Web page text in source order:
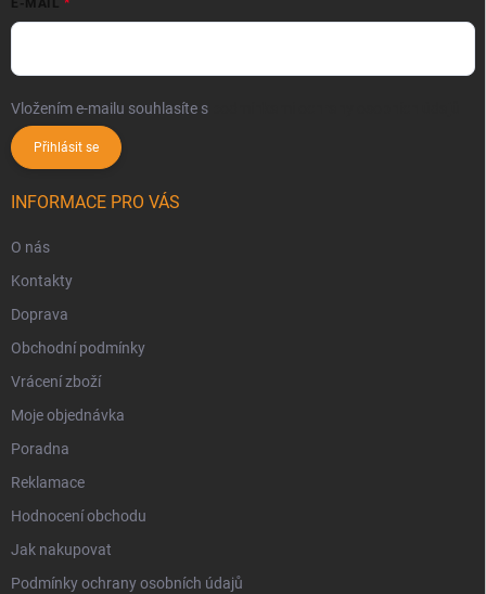
E-MAIL
Vložením e-mailu souhlasíte s
Přihlásit se
INFORMACE PRO VÁS
O nás
Kontakty
Doprava
Obchodní podmínky
Vrácení zboží
Moje objednávka
Poradna
Reklamace
Hodnocení obchodu
Jak nakupovat
Podmínky ochrany osobních údajů